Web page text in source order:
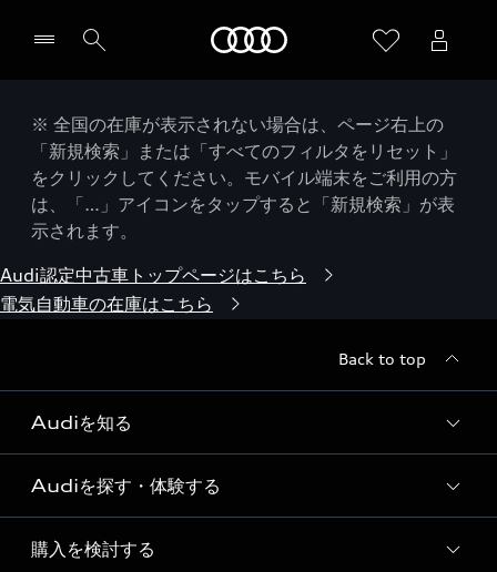
※ 全国の在庫が表示されない場合は、ページ右上の
「新規検索」または「すべてのフィルタをリセット」
をクリックしてください。モバイル端末をご利用の方
は、「…」アイコンをタップすると「新規検索」が表
示されます。
Audi認定中古車トップページはこちら
電気自動車の在庫はこちら
Back to top
Audiを知る
Audi ブランド
Story of Progress
Audiを探す・体験する
ディーラー検索
購入を検討する